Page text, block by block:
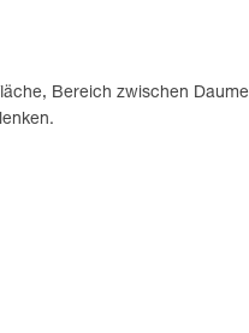
Bereich zwischen